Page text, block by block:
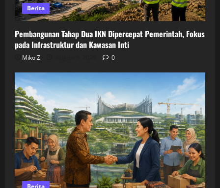
Berita
Pembangunan Tahap Dua IKN Dipercepat Pemerintah, Fokus
pada Infrastruktur dan Kawasan Inti
Miko Z 0